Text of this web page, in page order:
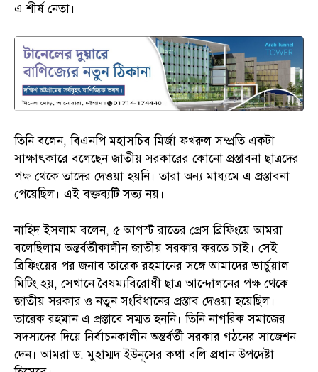
এ শীর্ষ নেতা।
তিনি বলেন, বিএনপি মহাসচিব মির্জা ফখরুল সম্প্রতি একটা
সাক্ষাৎকারে বলেছেন জাতীয় সরকারের কোনো প্রস্তাবনা ছাত্রদের
পক্ষ থেকে তাদের দেওয়া হয়নি। তারা অন্য মাধ্যমে এ প্রস্তাবনা
পেয়েছিল। এই বক্তব্যটি সত্য নয়।
নাহিদ ইসলাম বলেন, ৫ আগস্ট রাতের প্রেস ব্রিফিংয়ে আমরা
বলেছিলাম অন্তর্বর্তীকালীন জাতীয় সরকার করতে চাই। সেই
ব্রিফিংয়ের পর জনাব তারেক রহমানের সঙ্গে আমাদের ভার্চুয়াল
মিটিং হয়, সেখানে বৈষম্যবিরোধী ছাত্র আন্দোলনের পক্ষ থেকে
জাতীয় সরকার ও নতুন সংবিধানের প্রস্তাব দেওয়া হয়েছিল।
তারেক রহমান এ প্রস্তাবে সম্মত হননি। তিনি নাগরিক সমাজের
সদস্যদের দিয়ে নির্বাচনকালীন অন্তর্বর্তী সরকার গঠনের সাজেশন
দেন। আমরা ড. মুহাম্মদ ইউনূসের কথা বলি প্রধান উপদেষ্টা